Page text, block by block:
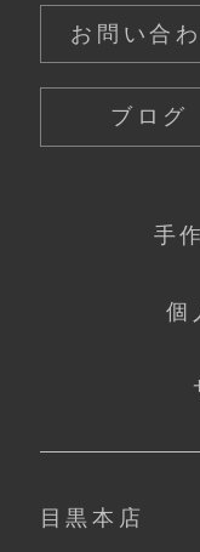
お問い合
ブログ
手
個
目黒本店